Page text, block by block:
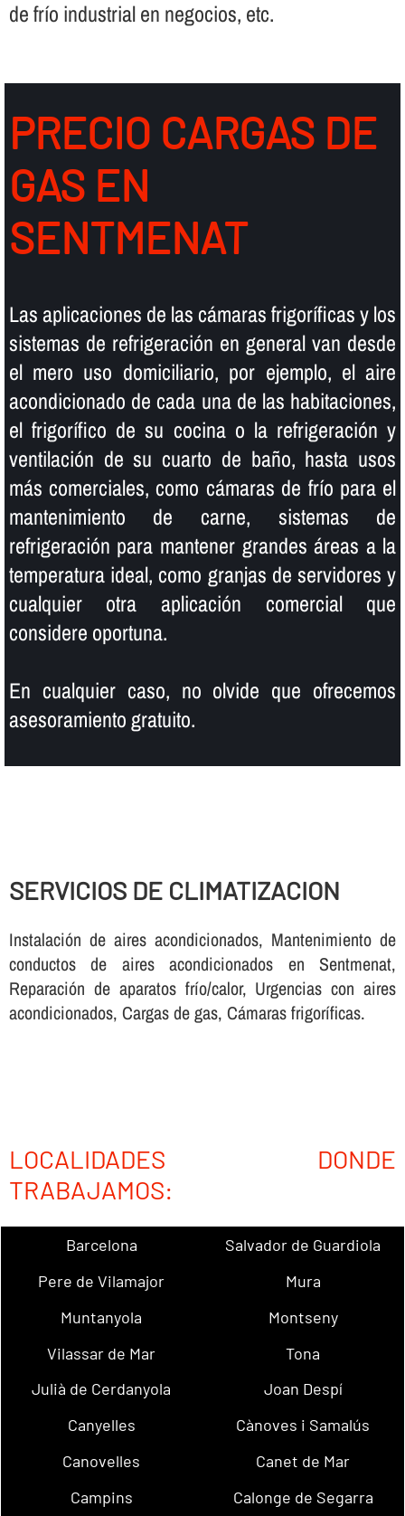
de frí­o industrial en negocios, etc.
PRECIO CARGAS DE
GAS EN
SENTMENAT
Las aplicaciones de las cámaras frigorí­ficas y los
sistemas de refrigeración en general van desde
el mero uso domiciliario, por ejemplo, el aire
acondicionado de cada una de las habitaciones,
el frigorí­fico de su cocina o la refrigeración y
ventilación de su cuarto de baño, hasta usos
más comerciales, como cámaras de frí­o para el
mantenimiento de carne, sistemas de
refrigeración para mantener grandes áreas a la
temperatura ideal, como granjas de servidores y
cualquier otra aplicación comercial que
considere oportuna.
En cualquier caso, no olvide que ofrecemos
asesoramiento gratuito.
SERVICIOS DE CLIMATIZACION
Instalación de aires acondicionados, Mantenimiento de
conductos de aires acondicionados en Sentmenat,
Reparación de aparatos frí­o/calor, Urgencias con aires
acondicionados, Cargas de gas, Cámaras frigorí­ficas.
LOCALIDADES DONDE
TRABAJAMOS:
Barcelona
Salvador de Guardiola
Pere de Vilamajor
Mura
Muntanyola
Montseny
Vilassar de Mar
Tona
Julià de Cerdanyola
Joan Despí
Canyelles
Cànoves i Samalús
Canovelles
Canet de Mar
Campins
Calonge de Segarra